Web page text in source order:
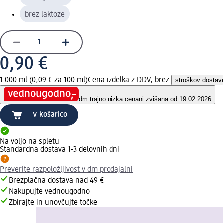
brez laktoze
0,90 €
1.000 ml (0,09 € za 100 ml)Cena izdelka z DDV, brez stroškov
dm trajno nizka cenani zvišana od 19.02.2026
V košarico
Na voljo na spletu
Standardna dostava 1-3 delovnih dni
Preverite razpoložljivost v dm prodajalni
Brezplačna dostava nad 49 €
Nakupujte vednougodno
Zbirajte in unovčujte točke